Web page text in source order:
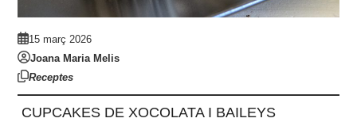
15 març 2026
Joana Maria Melis
Receptes
CUPCAKES DE XOCOLATA I BAILEYS